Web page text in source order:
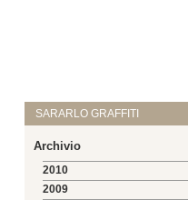
SARARLO GRAFFITI
Archivio
2010
2009